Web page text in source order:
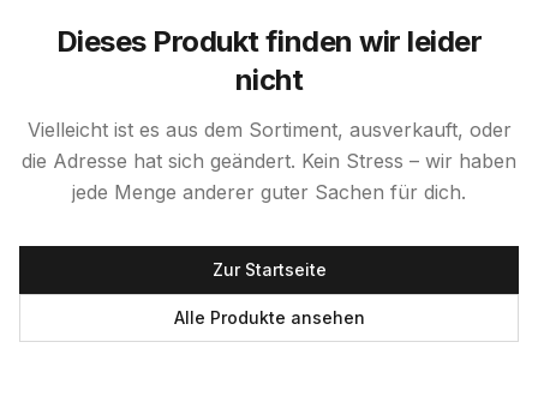
Dieses Produkt finden wir leider
nicht
Vielleicht ist es aus dem Sortiment, ausverkauft, oder
die Adresse hat sich geändert. Kein Stress – wir haben
jede Menge anderer guter Sachen für dich.
Zur Startseite
Alle Produkte ansehen